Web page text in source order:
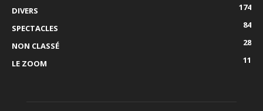
DIVERS
174
SPECTACLES
84
NON CLASSÉ
28
LE ZOOM
11